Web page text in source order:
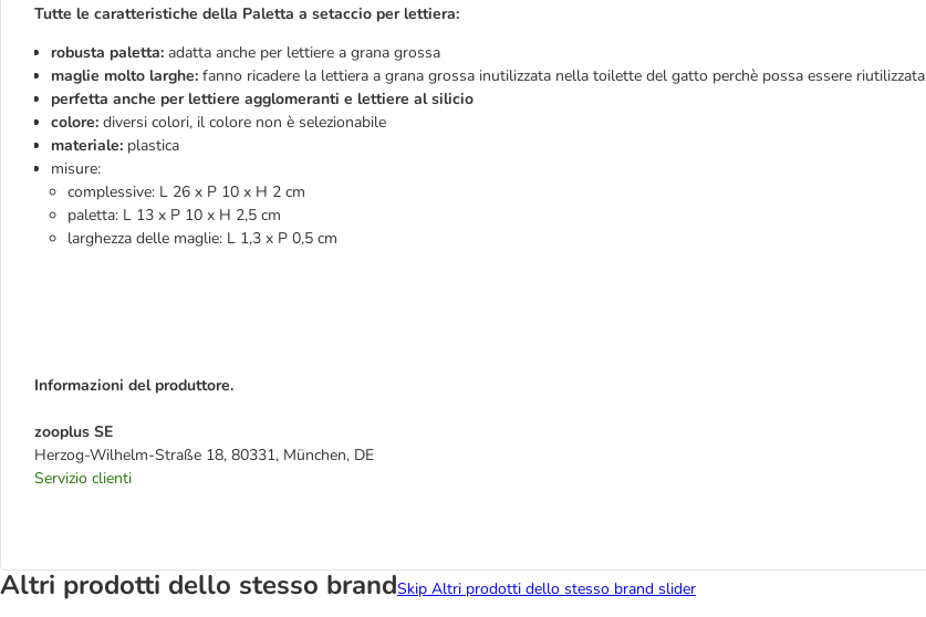
Tutte le caratteristiche della Paletta a setaccio per lettiera:
robusta paletta: adatta anche per lettiere a grana grossa
maglie molto larghe: fanno ricadere la lettiera a grana grossa inutilizzata nella toilette del gatto perchè possa essere riutilizzata
perfetta anche per lettiere agglomeranti e lettiere al silicio
colore: diversi colori, il colore non è selezionabile
materiale: plastica
misure:
complessive: L 26 x P 10 x H 2 cm
paletta: L 13 x P 10 x H 2,5 cm
larghezza delle maglie: L 1,3 x P 0,5 cm
Informazioni del produttore.
zooplus SE
Herzog-Wilhelm-Straße 18, 80331, München, DE
Servizio clienti
Altri prodotti dello stesso brandSkip Altri prodotti dello stesso brand slider